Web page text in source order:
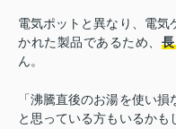
電気ポットと異なり、電気
かれた製品であるため、
ん。
「沸騰直後のお湯を使い
と思っている方もいるかも